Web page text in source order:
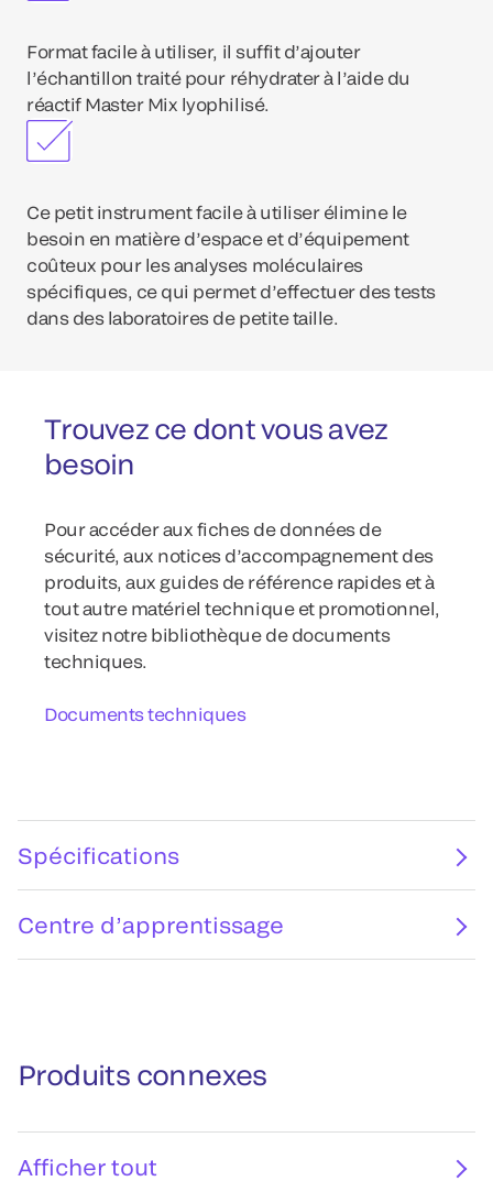
Format facile à utiliser, il suffit d’ajouter
l’échantillon traité pour réhydrater à l’aide du
réactif Master Mix lyophilisé.
Ce petit instrument facile à utiliser élimine le
besoin en matière d’espace et d’équipement
coûteux pour les analyses moléculaires
spécifiques, ce qui permet d’effectuer des tests
dans des laboratoires de petite taille.
Trouvez ce dont vous avez
besoin
Pour accéder aux fiches de données de
sécurité, aux notices d’accompagnement des
produits, aux guides de référence rapides et à
tout autre matériel technique et promotionnel,
visitez notre bibliothèque de documents
techniques.
Documents techniques
Spécifications
Centre d’apprentissage
Produits connexes
Afficher tout